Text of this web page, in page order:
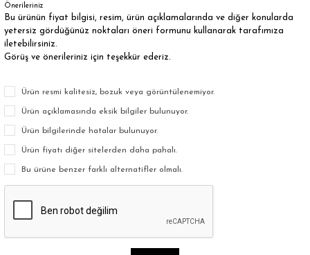
Önerileriniz
Bu ürünün fiyat bilgisi, resim, ürün açıklamalarında ve diğer konularda
yetersiz gördüğünüz noktaları öneri formunu kullanarak tarafımıza
iletebilirsiniz.
Görüş ve önerileriniz için teşekkür ederiz.
Ürün resmi kalitesiz, bozuk veya görüntülenemiyor.
Ürün açıklamasında eksik bilgiler bulunuyor.
Ürün bilgilerinde hatalar bulunuyor.
Ürün fiyatı diğer sitelerden daha pahalı.
Bu ürüne benzer farklı alternatifler olmalı.